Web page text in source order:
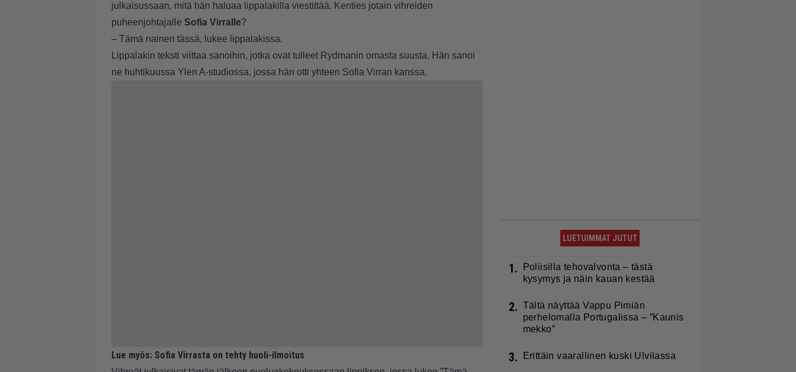
julkaisussaan, mitä hän haluaa lippalakilla viestittää. Kenties jotain vihreiden
puheenjohtajalle Sofia Virralle?
– Tämä nainen tässä, lukee lippalakissa.
Lippalakin teksti viittaa sanoihin, jotka ovat tulleet Rydmanin omasta suusta. Hän sanoi
ne huhtikuussa Ylen A-studiossa, jossa hän otti yhteen Sofia Virran kanssa.
Lue myös: Sofia Virrasta on tehty huoli-ilmoitus
LUETUIMMAT JUTUT
1.
Poliisilla tehovalvonta – tästä
kysymys ja näin kauan kestää
2. Tältä näyttää Vappu Pimiän
perhelomalla Portugalissa – ”Kaunis
mekko”
3. Erittäin vaarallinen kuski Ulvilassa